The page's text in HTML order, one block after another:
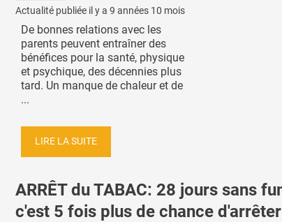
Actualité publiée il y a 9 années 10 mois
De bonnes relations avec les
parents peuvent entraîner des
bénéfices pour la santé, physique
et psychique, des décennies plus
tard. Un manque de chaleur et de
...
LIRE LA SUITE
ARRÊT du TABAC: 28 jours sans
c'est 5 fois plus de chance d'arrêter